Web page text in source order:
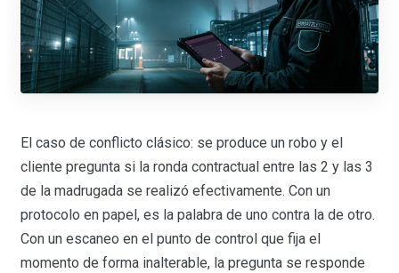
El caso de conflicto clásico: se produce un robo y el
cliente pregunta si la ronda contractual entre las 2 y las 3
de la madrugada se realizó efectivamente. Con un
protocolo en papel, es la palabra de uno contra la de otro.
Con un escaneo en el punto de control que fija el
momento de forma inalterable, la pregunta se responde